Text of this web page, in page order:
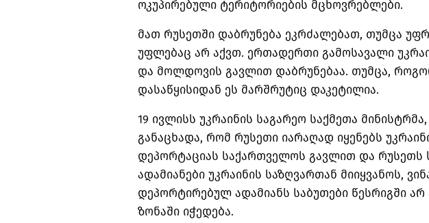
ოკუპირებული ტერიტორიების მცხოვრებლები.
მათ რუსეთში დაბრუნება ეკრძალებათ, თუმცა
უფლებაც არ აქვთ. ერთადერთი გამოსავალი
და მოლდოვის გავლით დაბრუნებაა. თუმცა,
დასაწყისიდან ეს მარშრუტიც დაკეტილია.
19 ივლისს უკრაინის საგარეო საქმეთა
განაცხადა, რომ რუსეთი იარაღად იყენებს
დეპორტაციას საქართველოს გავლით და რუსეთს
ადამიანები უკრაინის საზღვართან მიიყვანოს,
დეპორტირებულ ადამიანს საბუთები წესრიგში
ზონაში იჭედება.